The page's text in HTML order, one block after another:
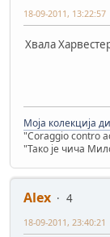
18-09-2011, 13:22:57
Хвала
Моја колекција
"Coraggio contro
"Тако је чича
Alex
4
18-09-2011, 23:40:21